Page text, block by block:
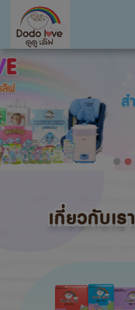
เกี่ยวกับเรา